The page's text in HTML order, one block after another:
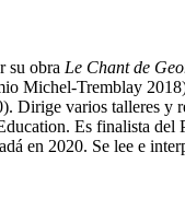
su obra Le Chant de
Michel-Tremblay
Dirige varios talleres y
Es finalista
en 2020. Se lee e